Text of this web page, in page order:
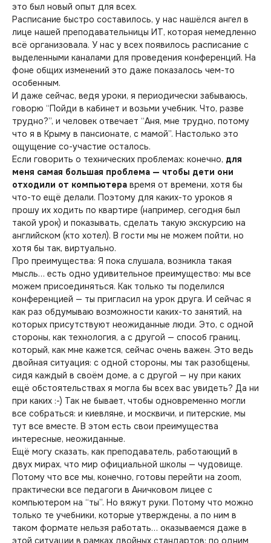
это был новый опыт для всех.
Расписание быстро составилось, у нас нашёлся ангел в
лице нашей преподавательницы ИТ, которая немедленно
всё организовала. У нас у всех появилось расписание с
выделенными каналами для проведения конференций. На
фоне общих изменений это даже показалось чем-то
особенным.
И даже сейчас, ведя уроки, я периодически забываюсь,
говорю “Пойди в кабинет и возьми учебник. Что, разве
трудно?”, и человек отвечает “Аня, мне трудно, потому
что я в Крыму в пансионате, с мамой”. Настолько это
ощущение со-участие осталось.
Если говорить о технических проблемах: конечно, для
меня самая большая проблема — чтобы дети они
отходили от компьютера время от времени, хотя бы
что-то ещё делали. Поэтому для каких-то уроков я
прошу их ходить по квартире (например, сегодня был
такой урок) и показывать, сделать такую экскурсию на
английском (кто хотел). В гости мы не можем пойти, но
хотя бы так, виртуально.
Про преимущества: Я пока слушала, возникла такая
мысль… есть одно удивительное преимущество: мы все
можем присоединяться. Как только ты поделился
конференцией — ты пригласил на урок друга. И сейчас я
как раз обдумываю возможности каких-то занятий, на
которых присутствуют неожиданные люди. Это, с одной
стороны, как технология, а с другой — способ границ,
который, как мне кажется, сейчас очень важен. Это ведь
двойная ситуация: с одной стороны, мы так разобщены,
сидя каждый в своём доме, а с другой — ну при каких
ещё обстоятельствах я могла бы всех вас увидеть? Да ни
при каких :-) Так не бывает, чтобы одновременно могли
все собраться: и киевляне, и москвичи, и питерские, мы
тут все вместе. В этом есть свои преимущества
интересные, неожиданные.
Ещё могу сказать, как преподаватель, работающий в
двух мирах, что мир официальной школы — чудовище.
Потому что все мы, конечно, готовы перейти на zoom,
практически все педагоги в Аничковом лицее с
компьютером на “ты”. Но вяжут руки. Потому что можно
только те учебники, которые утверждены, а по ним в
таком формате нельзя работать… оказываемся даже в
этой ситуации в рамках двойных стандартов: по одним